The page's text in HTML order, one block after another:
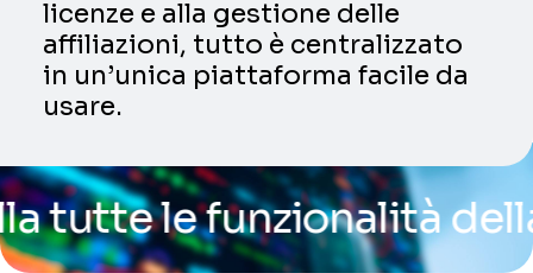
licenze e alla gestione delle
affiliazioni, tutto è centralizzato
in un’unica piattaforma facile da
usare.
le funzionalità della